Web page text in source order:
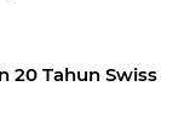
20 Tahun Swiss